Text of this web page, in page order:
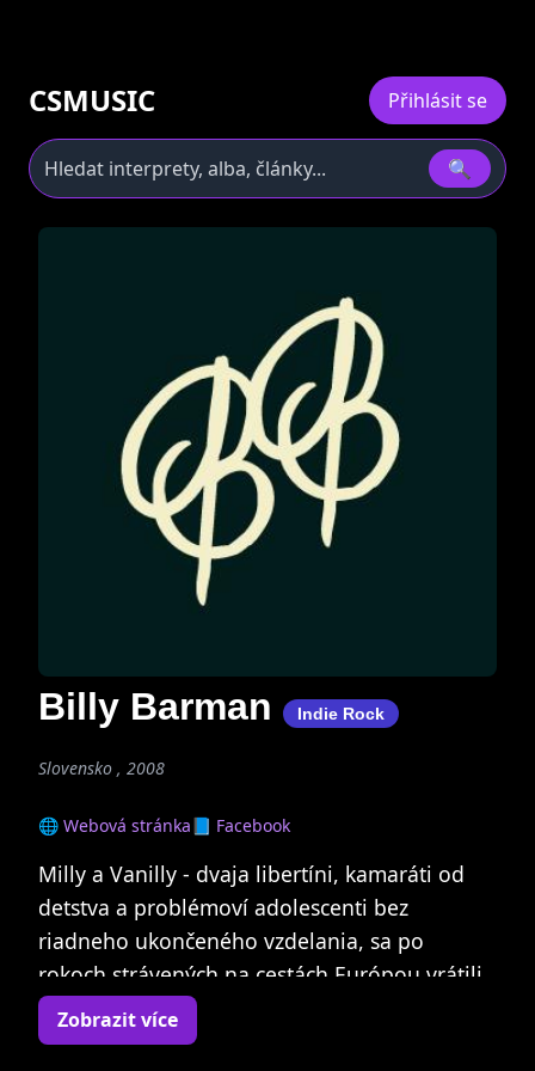
CSMUSIC Přihlásit se
🔍
Billy Barman Indie Rock
Slovensko , 2008
🌐 Webová stránka📘 Facebook
Milly a Vanilly - dvaja libertíni, kamaráti od
detstva a problémoví adolescenti bez
riadneho ukončeného vzdelania, sa po
rokoch strávených na cestách Európou vrátili
do Bratislavy, aby tu rozbehli kapelu... hnalo
ich presvedčenie, že ich rodné mesto sa stáva,
Zobrazit více